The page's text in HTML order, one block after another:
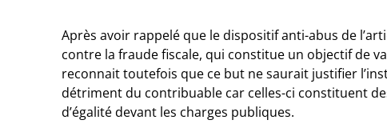
Après avoir rappelé que le dispositif anti-abus de
contre la fraude fiscale, qui constitue un objectif de
reconnait toutefois que ce but ne saurait justifier
détriment du contribuable car celles-ci constituent
d’égalité devant les charges publiques.